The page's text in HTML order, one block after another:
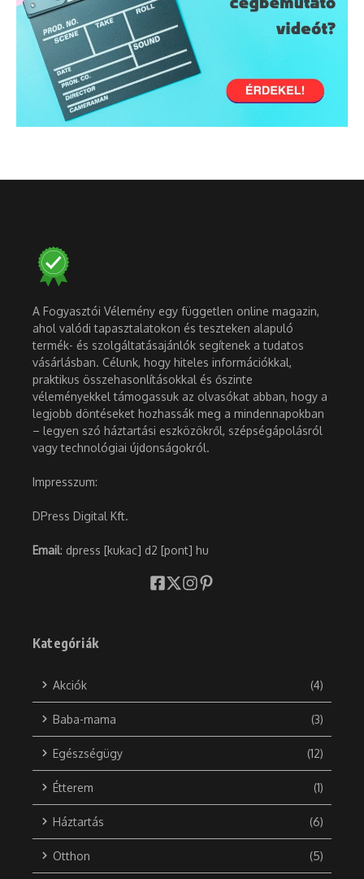
A Fogyasztói Vélemény egy független online magazin,
ahol valódi tapasztalatokon és teszteken alapuló
termék- és szolgáltatásajánlók segítenek a tudatos
vásárlásban. Célunk, hogy hiteles információkkal,
praktikus összehasonlításokkal és őszinte
véleményekkel támogassuk az olvasókat abban, hogy a
legjobb döntéseket hozhassák meg a mindennapokban
– legyen szó háztartási eszközökről, szépségápolásról
vagy technológiai újdonságokról.
Impresszum:
DPress Digital Kft.
Email: dpress [kukac] d2 [pont] hu
Kategóriák
Akciók (4)
Baba-mama (3)
Egészségügy (12)
Étterem (1)
Háztartás (6)
Otthon (5)